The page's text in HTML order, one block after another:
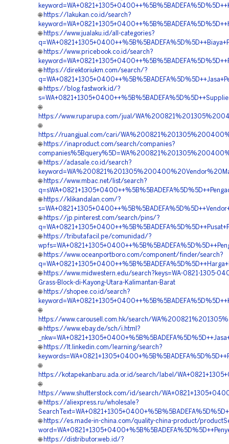
🌐 https://lakukan.co.id/search?
🌐 https://www.jualaku.id/all-categories?
🌐 https://www.pricebook.co.id/search?
🌐 https://direktoriukm.com/search/?
🌐 https://blog.fastwork.id/?
🌐
https://www.ruparupa.com/jual/
🌐
https://ruangjual.com/cari/
🌐 https://inaproduct.com/search/companies?
🌐 https://adasale.co.id/search?
🌐 https://www.mbac.net/list/search?
🌐 https://klikandalan.com/?
🌐 https://jp.pinterest.com/search/pins/?
🌐 https://tributafacil.pe/comunidad/?
🌐 https://www.oceanportboro.com/component/finder/search?
🌐 https://www.midwestern.edu/search?keys=WA-0821-1305-
Grass-Block-di-Kayong-Utara-Kalimantan-Barat
🌐 https://shopee.co.id/search?
🌐
https://www.carousell.com.hk/search/
🌐 https://www.ebay.de/sch/i.html?
🌐 https://lt.linkedin.com/learning/search?
🌐
https://kotapekanbaru.ada.or.id/search/label/
🌐
https://www.shutterstock.com/id/search/
🌐 https://aliexpress.ru/wholesale?
🌐 https://es.made-in-china.com/quality-china-product/
🌐 https://distributor.web.id/?